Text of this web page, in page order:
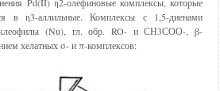
в η3-аллильные. Комплексы с 1,5-диенами
(Nu), гл. обр. RO- и СН3СОО-, β-
хелатных σ- и π-комплексов: